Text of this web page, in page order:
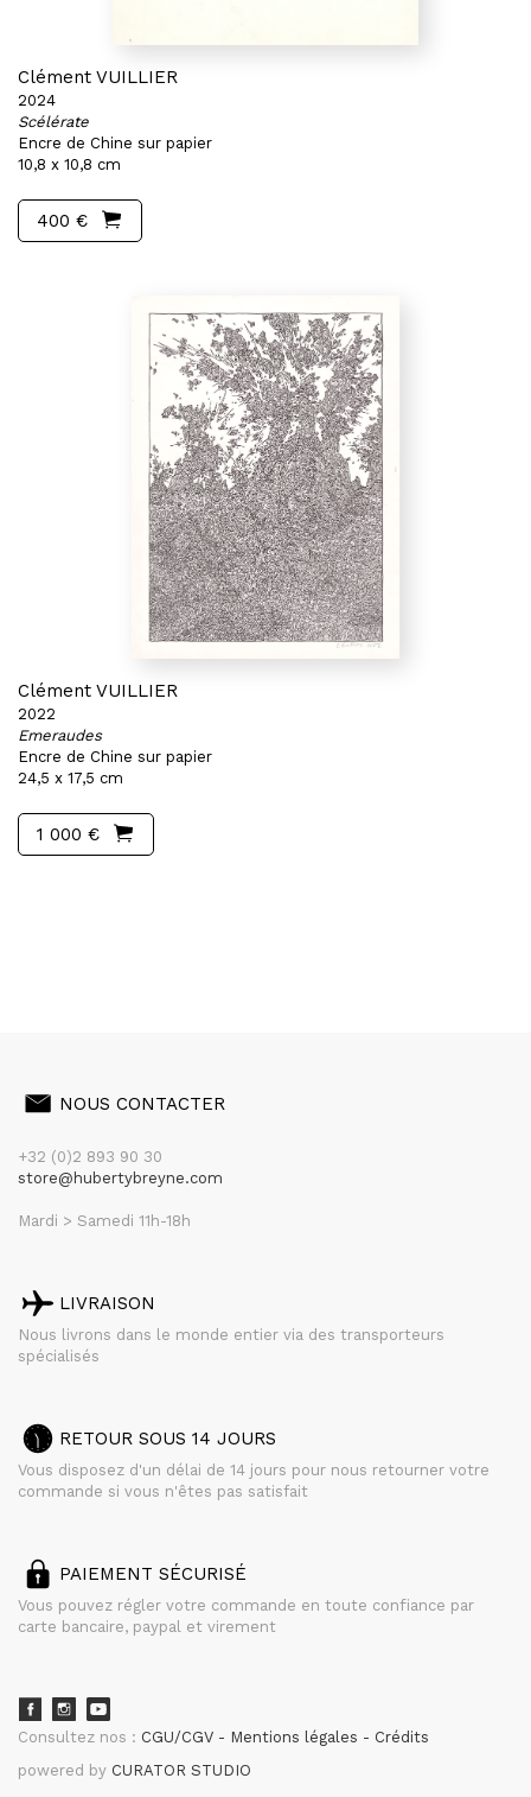
Clément VUILLIER
2024
Scélérate
Encre de Chine sur papier
10,8 x 10,8 cm
400 €
Clément VUILLIER
2022
Emeraudes
Encre de Chine sur papier
24,5 x 17,5 cm
1 000 €
NOUS CONTACTER
+32 (0)2 893 90 30
store@hubertybreyne.com
Mardi > Samedi 11h-18h
LIVRAISON
Nous livrons dans le monde entier via des transporteurs
spécialisés
RETOUR SOUS 14 JOURS
Vous disposez d'un délai de 14 jours pour nous retourner votre
commande si vous n'êtes pas satisfait
PAIEMENT SÉCURISÉ
Vous pouvez régler votre commande en toute confiance par
carte bancaire, paypal et virement
Consultez nos : CGU/CGV Mentions légales
Crédits
powered by CURATOR STUDIO